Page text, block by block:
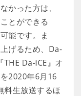
かった方は、
とができる
能です。ま
げるため、Da-
Da-iCE』オ
2020年6月16
料生放送するほ